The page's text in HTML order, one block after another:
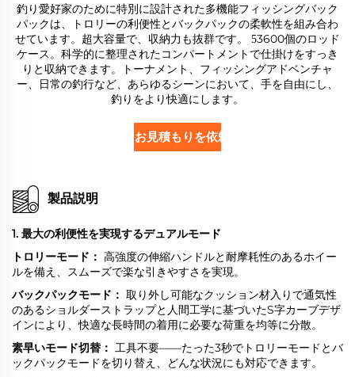
釣り愛好家のために特別に設計された多機能フィッシングバック
パックは、トロリーの利便性とバックパックの柔軟性を組み合わ
せています。超大容量で、収納力も抜群です。 53600個のロッド
ケース。科学的に整理されたコンパートメントで仕掛けをすっき
りと収納できます。トーナメント、フィッシングアドベンチャ
ー、日常の釣行など、あらゆるシーンにおいて、手を自由にし、
釣りをより快適にします。
お見積もりを依頼する
製品説明
1. 最大の利便性を実現するデュアルモード
トロリーモード： 高強度の伸縮ハンドルと耐摩耗性のあるホイー
ルを備え、スムーズで楽な引きやすさを実現。
バックパックモード： 取り外し可能なクッション材入りで通気性
のあるショルダーストラップと人間工学に基づいたS字カーブデザ
インにより、快適な長時間の着用に必要な荷重を均等に分散。
素早いモード切替： 工具不要――たった3秒でトロリーモードとバ
ックパックモードを切り替え、どんな状況にも対応できます。